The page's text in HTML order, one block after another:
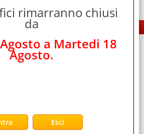
NOI
Italia - Electronics Group
Ingrosso Telefonia Cellulare ed Elettronica
di Consumo
- www.edsgroup.it
rimarranno chiusi
da
a Martedi 18
Agosto.